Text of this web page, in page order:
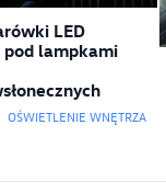
LED
pod lampkami
OŚWIETLENIE WNĘTRZA